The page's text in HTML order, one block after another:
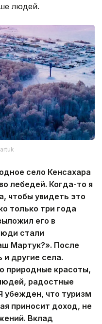
людей.
село Кенсахара
лебедей. Когда-то я
чтобы увидеть это
только три года
его в
стали
Мартук?». После
и другие села.
природные красоты,
радостные
убежден, что туризм
приносит доход, не
Вклад